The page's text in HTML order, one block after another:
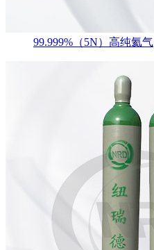
99.999%（5N）高纯氦气